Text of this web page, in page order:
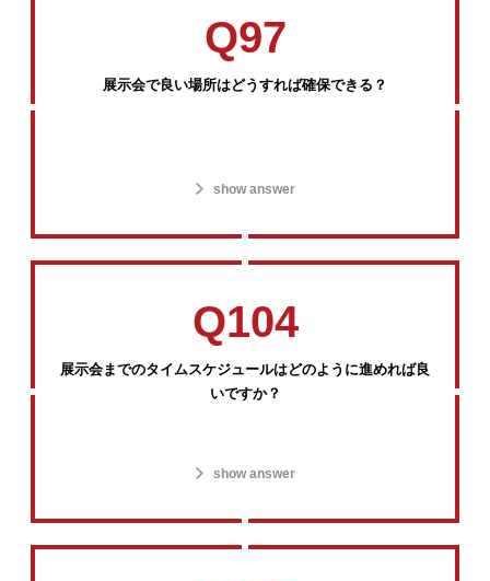
Q97
展示会で良い場所はどうすれば確保できる？
show answer
Q104
展示会までのタイムスケジュールはどのように進めれば良
いですか？
show answer